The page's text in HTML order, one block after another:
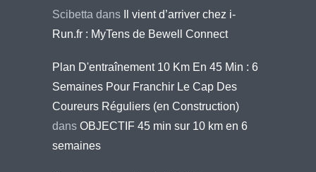
Scibetta dans
Il vient d’arriver chez i-
Run.fr : MyTens de Bewell Connect
Plan D'entraînement 10 Km En 45 Min : 6
Semaines Pour Franchir Le Cap Des
Coureurs Réguliers (en Construction)
dans OBJECTIF 45 min sur 10 km en 6
semaines